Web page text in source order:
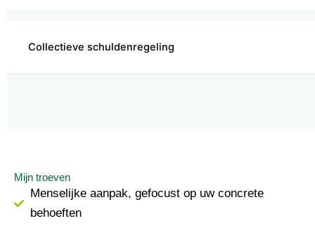
Collectieve schuldenregeling
Mijn troeven
Menselijke aanpak, gefocust op uw concrete
behoeften